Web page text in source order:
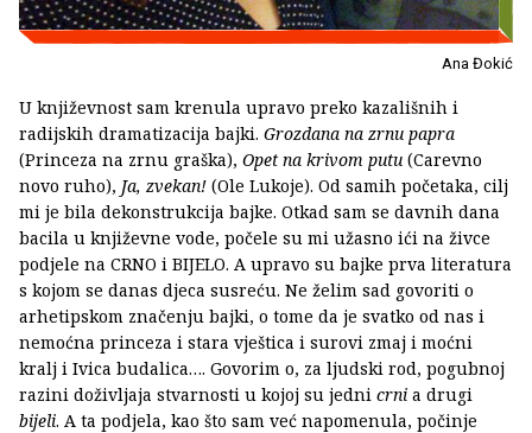
Ana Đokić
U književnost sam krenula upravo preko kazališnih i
radijskih dramatizacija bajki. Grozdana na zrnu papra
(Princeza na zrnu graška), Opet na krivom putu (Carevno
novo ruho), Ja, zvekan! (Ole Lukoje). Od samih početaka, cilj
mi je bila dekonstrukcija bajke. Otkad sam se davnih dana
bacila u književne vode, počele su mi užasno ići na živce
podjele na CRNO i BIJELO. A upravo su bajke prva literatura
s kojom se danas djeca susreću. Ne želim sad govoriti o
arhetipskom značenju bajki, o tome da je svatko od nas i
nemoćna princeza i stara vještica i surovi zmaj i moćni
kralj i Ivica budalica…. Govorim o, za ljudski rod, pogubnoj
razini doživljaja stvarnosti u kojoj su jedni crni a drugi
bijeli. A ta podjela, kao što sam već napomenula, počinje